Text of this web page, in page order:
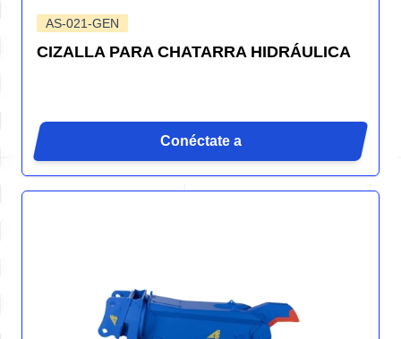
AS-021-GEN
CIZALLA PARA CHATARRA HIDRÁULICA
Conéctate a